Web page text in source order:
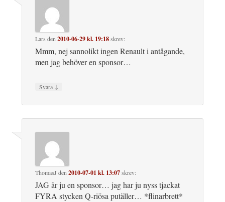
Lars den2010-06-29 kl. 19:18skrev:
Mmm, nej sannolikt ingen Renault i antågande,
men jag behöver en sponsor…
Svara ↓
ThomasJ den2010-07-01 kl. 13:07skrev:
JAG är ju en sponsor… jag har ju nyss tjackat
FYRA stycken Q-riösa putäller… *flinarbrett*